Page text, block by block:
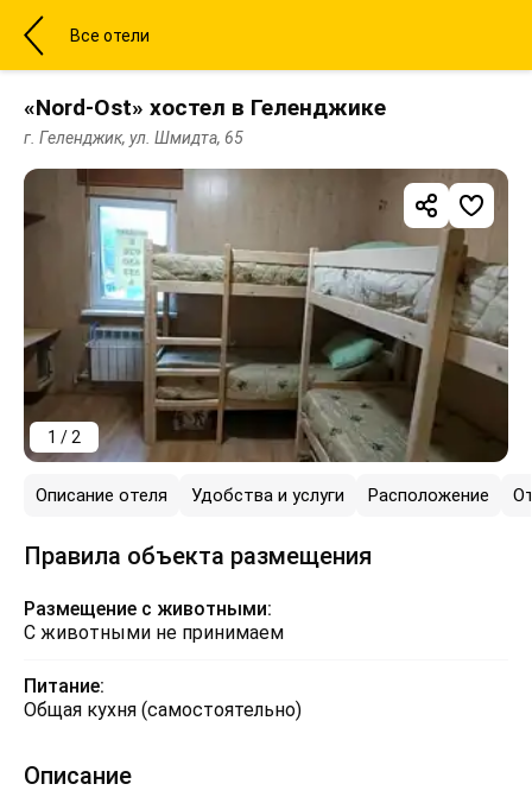
Все отели
«Nord-Ost» хостел в Геленджике
г. Геленджик, ул. Шмидта, 65
1 / 2
Описание отеля Удобства и услуги Расположение
Правила объекта размещения
Размещение с животными:
С животными не принимаем
Питание:
Общая кухня (самостоятельно)
Описание